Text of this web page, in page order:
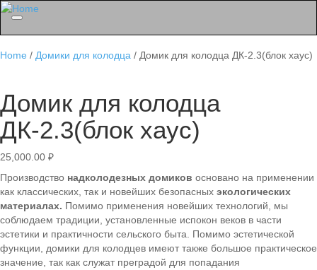
Home / Домики для колодца / Домик для колодца ДК-2.3(блок хаус)
Домик для колодца
ДК-2.3(блок хаус)
25,000.00 ₽
Производство надколодезных домиков основано на применении
как классических, так и новейших безопасных экологических
материалах. Помимо применения новейших технологий, мы
соблюдаем традиции, установленные испокон веков в части
эстетики и практичности сельского быта. Помимо эстетической
функции, домики для колодцев имеют также большое практическое
значение, так как служат преградой для попадания